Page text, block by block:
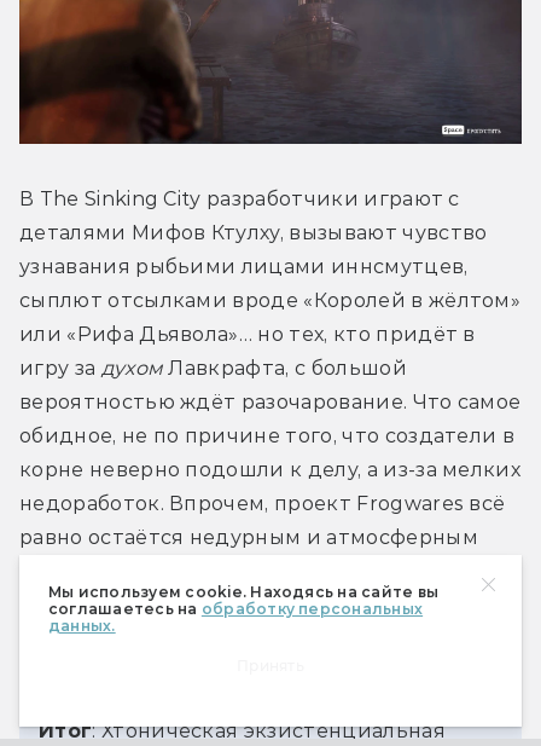
Мы используем cookie. Находясь на сайте вы
соглашаетесь на обработку персональных
данных.
В The Sinking City разработчики играют с
деталями Мифов Ктулху, вызывают чувство
узнавания рыбьими лицами иннсмутцев,
сыплют отсылками вроде «Королей в жёлтом»
или «Рифа Дьявола»… но тех, кто придёт в
игру за духом Лавкрафта, с большой
вероятностью ждёт разочарование. Что самое
обидное, не по причине того, что создатели в
корне неверно подошли к делу, а из-за мелких
недоработок. Впрочем, проект Frogwares всё
равно остаётся недурным и атмосферным
мог бы быть лучше.
Итог: Хтоническая экзистенциальная